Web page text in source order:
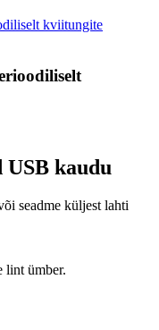
kviitungite
kaudu
seadme küljest lahti
lint ümber.